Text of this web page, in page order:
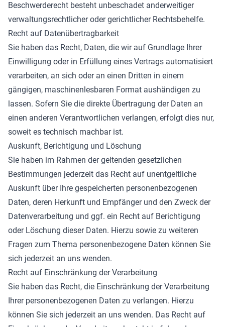
Beschwerderecht besteht unbeschadet anderweitiger
verwaltungsrechtlicher oder gerichtlicher Rechtsbehelfe.
Recht auf Daten­übertrag­barkeit
Sie haben das Recht, Daten, die wir auf Grundlage Ihrer
Einwilligung oder in Erfüllung eines Vertrags automatisiert
verarbeiten, an sich oder an einen Dritten in einem
gängigen, maschinenlesbaren Format aushändigen zu
lassen. Sofern Sie die direkte Übertragung der Daten an
einen anderen Verantwortlichen verlangen, erfolgt dies nur,
soweit es technisch machbar ist.
Auskunft, Berichtigung und Löschung
Sie haben im Rahmen der geltenden gesetzlichen
Bestimmungen jederzeit das Recht auf unentgeltliche
Auskunft über Ihre gespeicherten personenbezogenen
Daten, deren Herkunft und Empfänger und den Zweck der
Datenverarbeitung und ggf. ein Recht auf Berichtigung
oder Löschung dieser Daten. Hierzu sowie zu weiteren
Fragen zum Thema personenbezogene Daten können Sie
sich jederzeit an uns wenden.
Recht auf Einschränkung der Verarbeitung
Sie haben das Recht, die Einschränkung der Verarbeitung
Ihrer personenbezogenen Daten zu verlangen. Hierzu
können Sie sich jederzeit an uns wenden. Das Recht auf